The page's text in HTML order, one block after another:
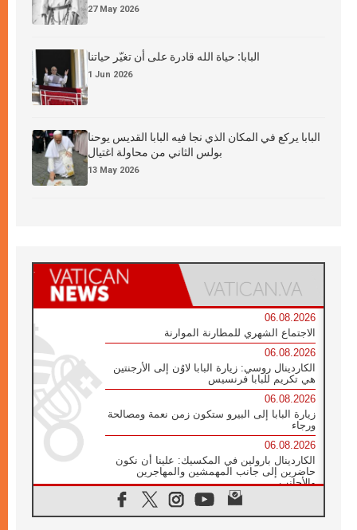
27 May 2026
البابا: حياة الله قادرة على أن تغيّر حياتنا
1 Jun 2026
البابا يركع في المكان الذي نجا فيه البابا القديس يوحنا
بولس الثاني من محاولة اغتيال
13 May 2026
06.08.2026
الاجتماع الشهري للمطارنة الموارنة
06.08.2026
الكاردينال روسي: زيارة البابا لاوُن إلى الأرجنتين
هي تكريم للبابا فرنسيس
06.08.2026
زيارة البابا إلى البيرو ستكون زمن نعمة ومصالحة
ورجاء
06.08.2026
الكاردينال بارولين في المكسيك: علينا أن نكون
حاضرين إلى جانب المهمشين والمهاجرين
والأجانب
البابا لاوُن الرابع عشر للشباب في أسيزي: